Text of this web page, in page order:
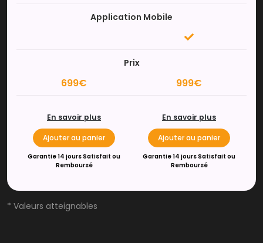
Application Mobile
Prix
699€ 999€
En savoir plus
Ajouter au panier
Garantie 14 jours Satisfait ou
Remboursé
En savoir plus
Ajouter au panier
Garantie 14 jours Satisfait ou
Remboursé
* Valeurs atteignables